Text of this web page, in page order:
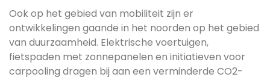
Ook op het gebied van mobiliteit zijn er
ontwikkelingen gaande in het noorden op het gebied
van duurzaamheid. Elektrische voertuigen,
fietspaden met zonnepanelen en initiatieven voor
carpooling dragen bij aan een verminderde CO2-